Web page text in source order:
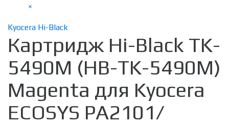
×
Kyocera Hi-Black
Картридж Hi-Black TK-
5490M (HB-TK-5490M)
Magenta для Kyocera
ECOSYS PA2101/